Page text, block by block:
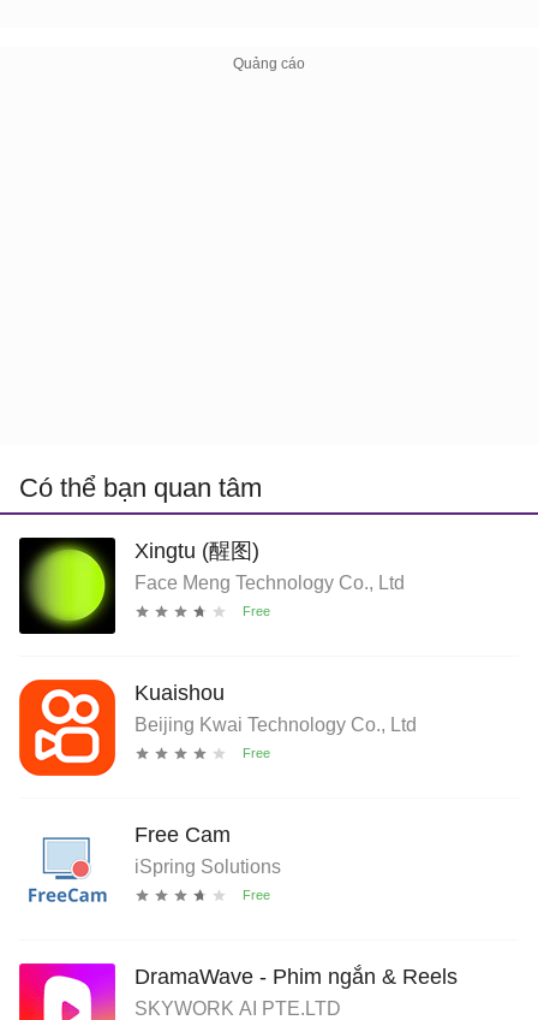
Có thể bạn quan tâm
Xingtu (醒图)
Face Meng Technology Co., Ltd
Kuaishou
Beijing Kwai Technology Co., Ltd
Free Cam
iSpring Solutions
DramaWave - Phim ngắn & Reels
SKYWORK AI PTE.LTD